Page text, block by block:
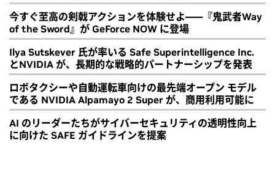
今すぐ至高の剣戟アクションを体験せよ――『鬼武者Way
of the Sword』が GeForce NOW に登場
Ilya Sutskever 氏が率いる Safe Superintelligence Inc.
とNVIDIA が、長期的な戦略的パートナーシップを発表
ロボタクシーや自動運転車向けの最先端オープン モデル
である NVIDIA Alpamayo 2 Super が、商用利用可能に
AI のリーダーたちがサイバーセキュリティの透明性向上
に向けた SAFE ガイドラインを提案